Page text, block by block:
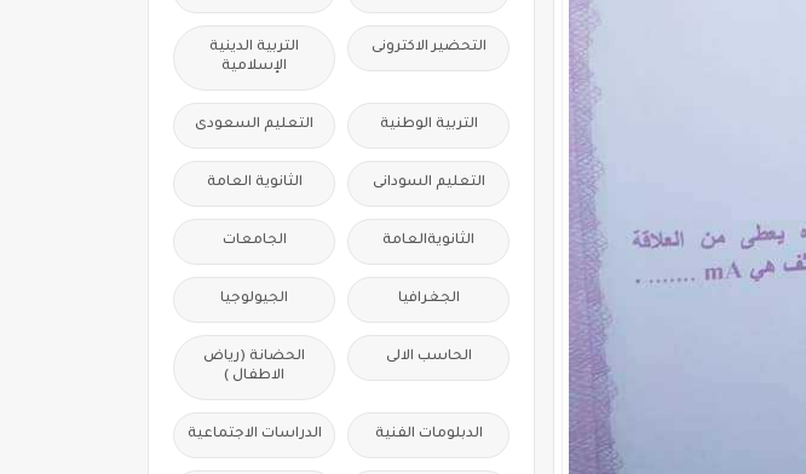
التحضير الاكترونى
التربية الدينية
الإسلامية
التربية الوطنية التعليم السعودى
التعليم السودانى الثانوية العامة
الثانويةالعامة الجامعات
الجغرافيا الجيولوجيا
الحاسب الالى
الحضانة (رياض
الاطفال )
الدبلومات الفنية الدراسات الاجتماعية